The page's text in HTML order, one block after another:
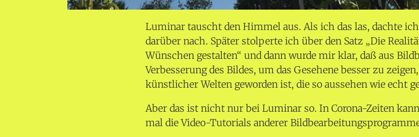
Luminar tauscht den Himmel aus. Als ich das las, dachte
darüber nach. Später stolperte ich über den Satz „Die
Wünschen gestalten“ und dann wurde mir klar, daß aus
Verbesserung des Bildes, um das Gesehene besser zu
künstlicher Welten geworden ist, die so aussehen wie echt
Aber das ist nicht nur bei Luminar so. In Corona-Zeiten
mal die Video-Tutorials anderer